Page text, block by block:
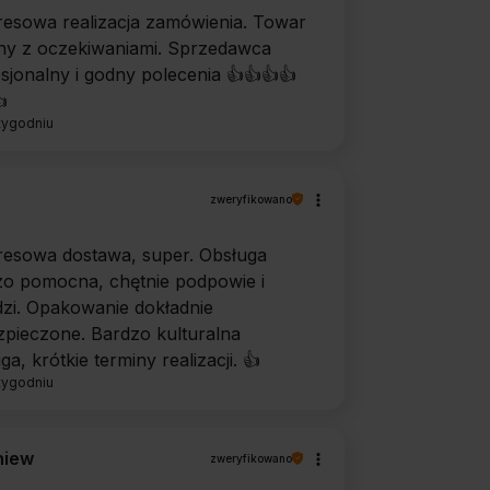
realizacja zamówienia. Towar
z oczekiwaniami. Sprzedawca
i godny polecenia 👍️👍️👍️👍️
zweryfikowano
dostawa, super. Obsługa
pomocna, chętnie podpowie i
Opakowanie dokładnie
Bardzo kulturalna
krótkie terminy realizacji. 👍️
zweryfikowano